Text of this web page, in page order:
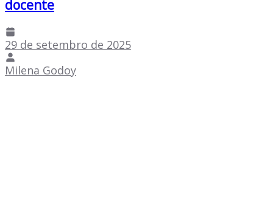
docente
29 de setembro de 2025
Milena Godoy